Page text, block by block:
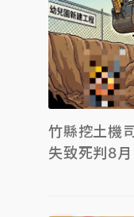
竹縣挖土機
失致死判8